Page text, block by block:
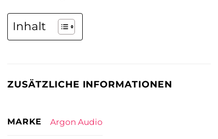
Inhalt
ZUSÄTZLICHE INFORMATIONEN
MARKE Argon Audio